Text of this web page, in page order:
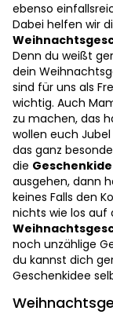
ebenso
Dabei helfen wir
Denn du weißt
dein
sind für uns als
wichtig. Auch
zu machen, das
wollen euch
das ganz
die
ausgehen, dann
keines Falls den
nichts wie los auf
noch unzählige
du kannst dich
Geschenkidee